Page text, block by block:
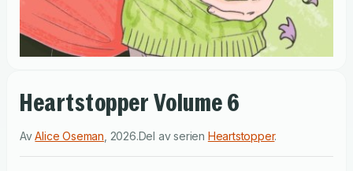
Heartstopper Volume 6
AvAlice Oseman 2026.Del av serien Heartstopper.